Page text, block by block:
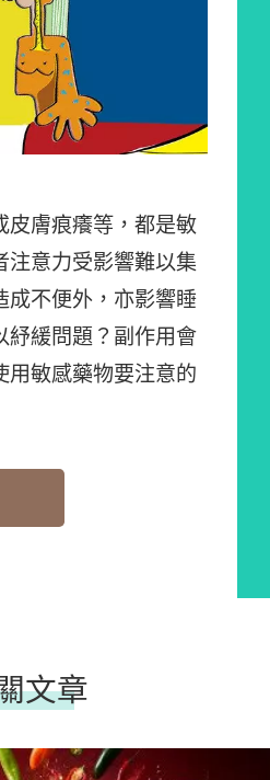
皮膚痕癢等，都是敏
注意力受影響難以集
成不便外，亦影響睡
紓緩問題？副作用會
用敏感藥物要注意的
文章